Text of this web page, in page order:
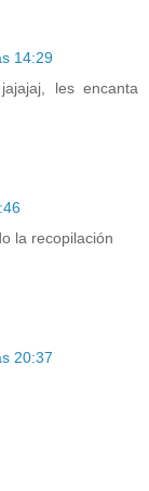
14:29
les encanta
la recopilación
20:37